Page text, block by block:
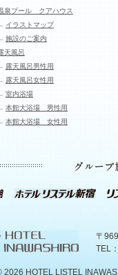
泉プール クアハウス
イラストマップ
施設のご案内
天風呂
露天風呂男性用
露天風呂女性用
室内浴場
本館大浴場 男性用
本館大浴場 女性用
〒
TEL
2026 HOTEL LISTEL